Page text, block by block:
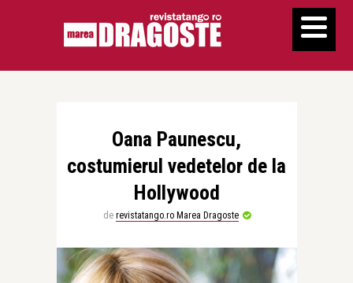
Oana Paunescu,
costumierul vedetelor de la
Hollywood
de revistatango.ro Marea Dragoste